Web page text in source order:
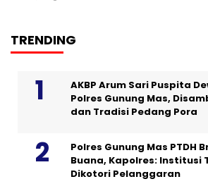
TRENDING
AKBP Arum Sari Puspita
Polres Gunung Mas,
dan Tradisi Pedang Pora
Polres Gunung Mas PTDH
Buana, Kapolres: Institusi
Dikotori Pelanggaran